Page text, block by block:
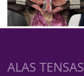
ALAS TENSAS